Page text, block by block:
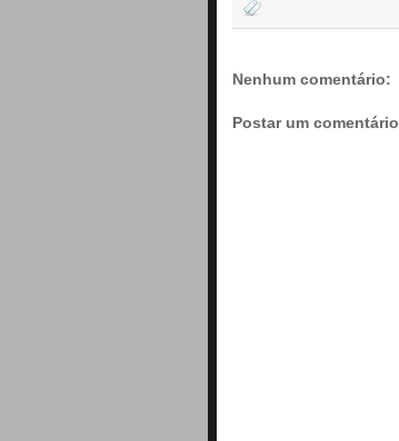
Nenhum comentário:
Postar um comentário